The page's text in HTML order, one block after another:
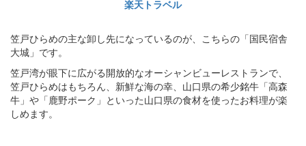
楽天トラベル
笠戸ひらめの主な卸し先になっているのが、こちらの「国民宿舎
大城」です。
笠戸湾が眼下に広がる開放的なオーシャンビューレストランで、
笠戸ひらめはもちろん、新鮮な海の幸、山口県の希少銘牛「高森
牛」や「鹿野ポーク」といった山口県の食材を使ったお料理が楽
しめます。